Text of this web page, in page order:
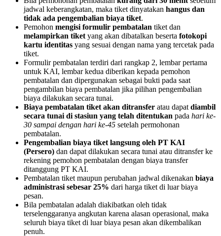
jadwal keberangkatan, maka tiket dinyatakan hangus dan
tidak ada pengembalian biaya tiket.
Pemohon mengisi formulir pembatalan tiket dan
melampirkan tiket yang akan dibatalkan beserta fotokopi
kartu identitas yang sesuai dengan nama yang tercetak pada
tiket.
Formulir pembatalan terdiri dari rangkap 2, lembar pertama
untuk KAI, lembar kedua diberikan kepada pemohon
pembatalan dan dipergunakan sebagai bukti pada saat
pengambilan biaya pembatalan jika pilihan pengembalian
biaya dilakukan secara tunai.
Biaya pembatalan tiket akan ditransfer atau dapat diambil
secara tunai di stasiun yang telah ditentukan pada hari ke-
30 sampai dengan hari ke-45 setelah permohonan
pembatalan.
Pengembalian biaya tiket langsung oleh PT KAI
(Persero) dan dapat dilakukan secara tunai atau ditransfer ke
rekening pemohon pembatalan dengan biaya transfer
ditanggung PT KAI.
Pembatalan tiket maupun perubahan jadwal dikenakan biaya
administrasi sebesar 25% dari harga tiket di luar biaya
pesan.
Bila pembatalan adalah diakibatkan oleh tidak
terselenggaranya angkutan karena alasan operasional, maka
seluruh biaya tiket di luar biaya pesan akan dikembalikan
penuh.